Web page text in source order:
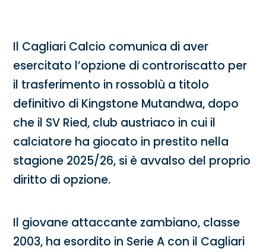
Il Cagliari Calcio comunica di aver
esercitato l’opzione di controriscatto per
il trasferimento in rossoblù a titolo
definitivo di Kingstone Mutandwa, dopo
che il SV Ried, club austriaco in cui il
calciatore ha giocato in prestito nella
stagione 2025/26, si è avvalso del proprio
diritto di opzione.
Il giovane attaccante zambiano, classe
2003, ha esordito in Serie A con il Cagliari